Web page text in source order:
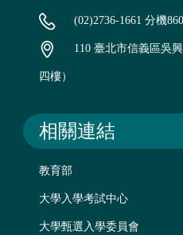
(02)2736-1661 分機
110 臺北市信義區吳
四樓）
相關連結
教育部
大學入學考試中心
大學甄選入學委員會